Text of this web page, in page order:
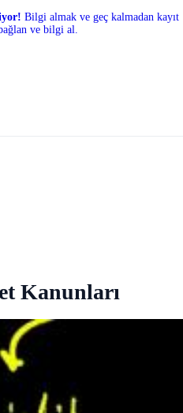
Bilgi almak ve geç kalmadan kayıt
ve bilgi al.
Kanunları